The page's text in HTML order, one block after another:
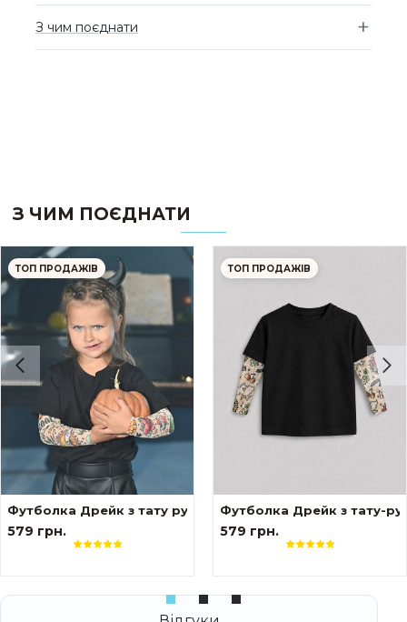
З чим поєднати
З ЧИМ ПОЄДНАТИ
Сакура
ТОП ПРОДАЖІВ
Футболка Дрейк з тату рукавами tattoo style
579 грн.
ТОП ПРОДАЖІВ
Футболка Дрейк з тату-
579 грн.